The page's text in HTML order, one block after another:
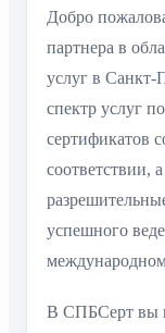
Добро
партнера в
услуг в Санкт-
спектр услуг
сертификатов
соответствии,
успешного
В СПБСерт вы